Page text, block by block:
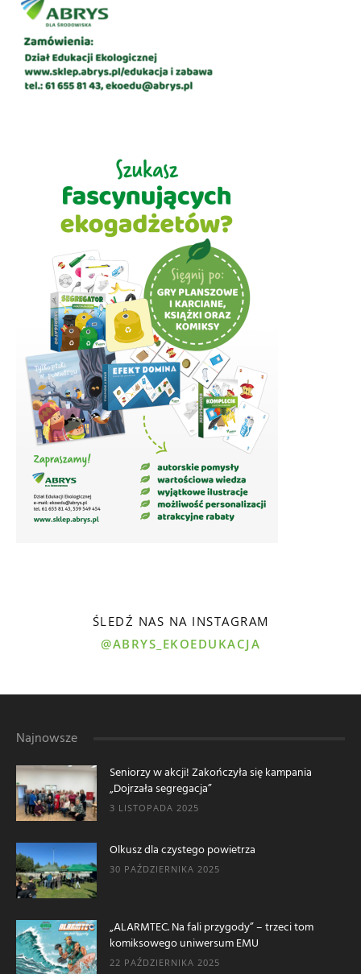
ŚLEDŹ NAS NA INSTAGRAM
@ABRYS_EKOEDUKACJA
Najnowsze
Seniorzy w akcji! Zakończyła się kampania
„Dojrzała segregacja”
3 LISTOPADA 2025
Olkusz dla czystego powietrza
30 PAŹDZIERNIKA 2025
„ALARMTEC. Na fali przygody” – trzeci tom
komiksowego uniwersum EMU
22 PAŹDZIERNIKA 2025